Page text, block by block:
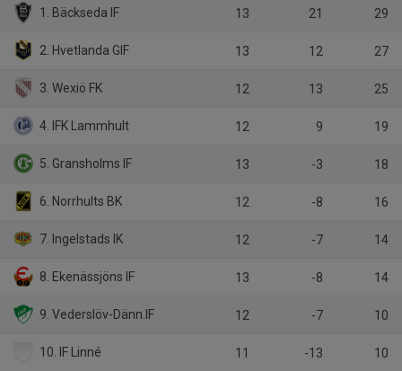
1. Bäckseda IF 13 21 29
2. Hvetlanda GIF 13 12 27
3. Wexiö FK 12 13 25
4. IFK Lammhult 12 9 19
5. Gransholms IF 13 -3 18
6. Norrhults BK 12 -8 16
7. Ingelstads IK 12 -7 14
8. Ekenässjöns IF 13 -8 14
9. Vederslöv-Dänn.IF 12 -7 10
10. IF Linné 11 -13 10